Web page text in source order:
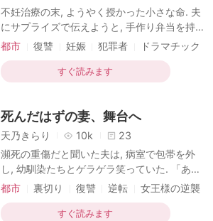
の最愛の人を殺したのだ. 息子を見殺しにし,
勝ち誇る彼に, 私は静かに微笑んで最後の罠
を仕掛けた. 「ねえ, 知ってる? 」 「あなた
不妊治療の末, ようやく授かった小さな命. 夫
にサプライズで伝えようと, 手作り弁当を持
って彼のホテルへ向かったのが間違いだった.
VIP総支配人の女. 彼女は私を「社長を狙うス
トーカー」と決めつけ, 部下たちと共に私を
い女は, 私が教育してやるわ! 」 熱々の味噌汁
を頭からかけられ, 激辛の麻婆豆腐を口にね
サミで服を切り裂かれた. 私が「お腹の赤ち
ゃんだけは」と泣き叫んでも, 彼女は嘲笑い
ながら私の腹部を蹴り上げた. 足元に広がる
鮮血
都市 復讐 妊娠 犯罪者
ドラマチック
切ない
すぐ読みます
死んだはずの妻、舞台へ
天乃きらり 10k
23
瀕死の重傷だと聞いた夫は, 病室で包帯を外
し, 幼馴染たちとゲラゲラ笑っていた. 「あい
つ, マジでチョロすぎ! 泣き顔最高だったな」
「99回目の復讐ゲーム」として, 私を別荘で
都市 裏切り 復讐 逆転
女王様の逆襲
犯罪者
すぐ読みます